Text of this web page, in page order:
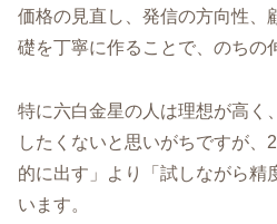
価格の見直し、発信の方向性、
礎を丁寧に作ることで、のちの
特に六白金星の人は理想が高く
したくないと思いがちですが、
的に出す」より「試しながら精
います。